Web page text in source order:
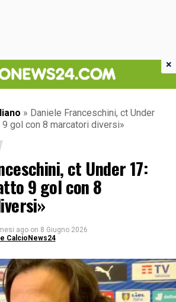
» Daniele Franceschini, ct Under
gol con 8 marcatori diversi»
ct Under 17:
9 gol con 8
ago on 8 Giugno 2026
CalcioNews24
×